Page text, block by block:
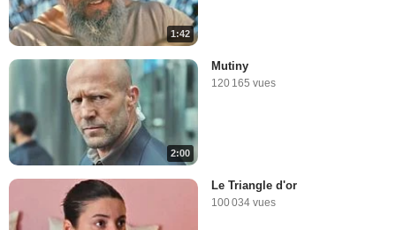
1:42
2:00
Mutiny
120 165 vues
Le Triangle d'or
100 034 vues